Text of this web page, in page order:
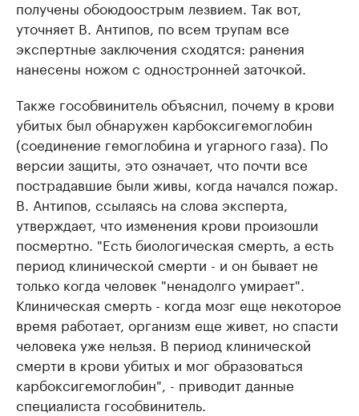
получены обоюдоострым лезвием. Так вот,
уточняет В. Антипов, по всем трупам все
экспертные заключения сходятся: ранения
нанесены ножом с одностронней заточкой.
Также гособвинитель объяснил, почему в крови
убитых был обнаружен карбоксигемоглобин
(соединение гемоглобина и угарного газа). По
версии защиты, это означает, что почти все
пострадавшие были живы, когда начался пожар.
В. Антипов, ссылаясь на слова эксперта,
утверждает, что изменения крови произошли
посмертно. "Есть биологическая смерть, а есть
период клинической смерти - и он бывает не
только когда человек "ненадолго умирает".
Клиническая смерть - когда мозг еще некоторое
время работает, организм еще живет, но спасти
человека уже нельзя. В период клинической
смерти в крови убитых и мог образоваться
карбоксигемоглобин", - приводит данные
специалиста гособвинитель.